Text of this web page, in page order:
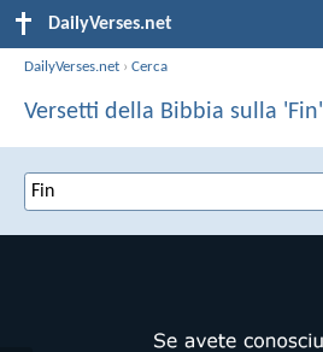
DailyVerses.net
DailyVerses.net ›Cerca
Versetti della Bibbia sulla 'Fin'